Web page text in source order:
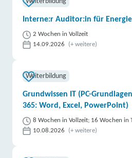
Interne:r Auditor:in für
2 Wochen in Vollzeit
14.09.2026
(+ weitere)
Weiterbildung
Grundwissen IT (PC-
365: Word, Excel, PowerPoint)
8 Wochen in Vollzeit; 16 Wochen in
10.08.2026
(+ weitere)